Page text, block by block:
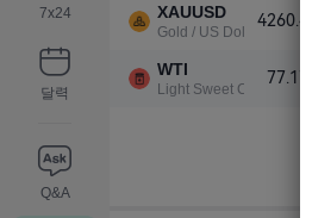
7x24
달력
Q&A
XAUUSD
Gold / US Dollar
4260.48
WTI
Light Sweet Crude Oil
77.178